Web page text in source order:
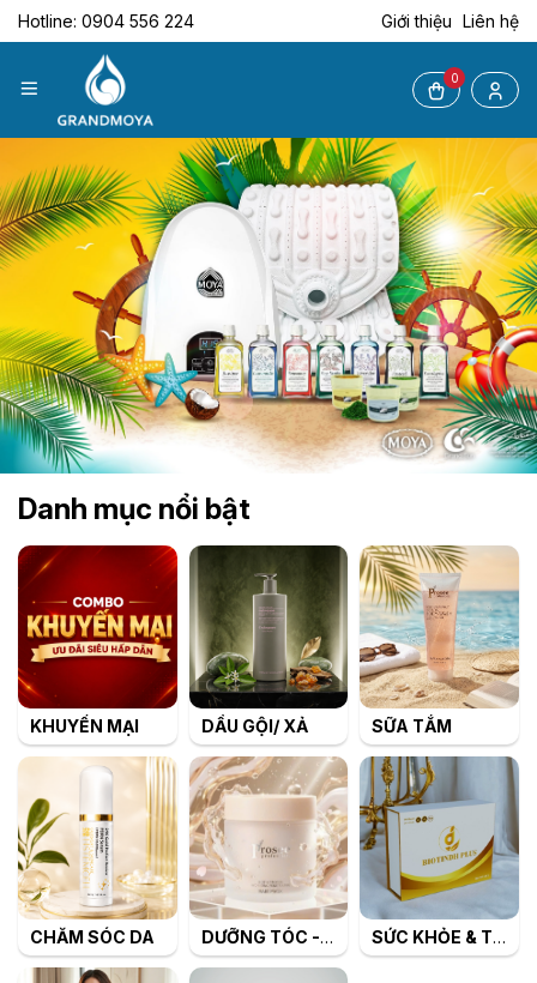
Hotline: 0904 556 224 Giới thiệu Liên hệ
0
Danh mục nổi bật
KHUYẾN MẠI DẦU GỘI/ XẢ SỮA TẮM
CHĂM SÓC DA DƯỠNG TÓC - TẠO KIỂU TÓC SỨC KHỎE & TIÊU DÙNG